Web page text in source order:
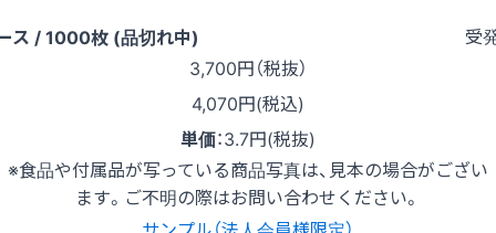
ス / 1000枚 (品切れ中)
受
3,700円（税抜）
4,070円(税込)
単価：3.7円(税抜)
※食品や付属品が写っている商品写真は、見本の場合がござい
ます。ご不明の際はお問い合わせください。